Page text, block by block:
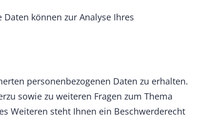
können zur Analyse Ihres
personenbezogenen Daten zu erhalten.
sowie zu weiteren Fragen zum Thema
Weiteren steht Ihnen ein Beschwerderecht